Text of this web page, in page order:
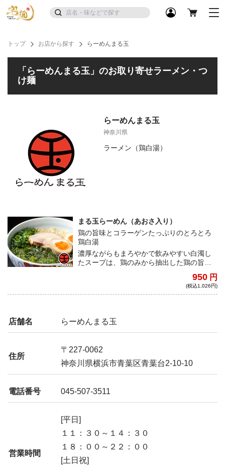
トップ お店から探す らーめんまる玉
「らーめんまる玉」のお取り寄せラーメン・つ
け麺
らーめんまる玉
神奈川県
ラーメン（鶏白湯）
まる玉らーめん（あおさ入り）
鶏の旨味とコラーゲンたっぷりのとろとろ
鶏白湯
濃厚ながらもまろやかで飲みやすい白濁し
たスープは、鶏のみから抽出した鶏の旨味
香りを感じるあおさ海苔を合わせると、ほ
ど良い塩分がスープに溶け込み、徐々に変
950 円
(税込1,026円)
店舗名 らーめんまる玉
住所
〒227-0062
神奈川県横浜市青葉区青葉台2-10-10
電話番号 045-507-3511
営業時間
[平日]
１１：３０～１４：３０
１８：００～２２：００
[土日祝]